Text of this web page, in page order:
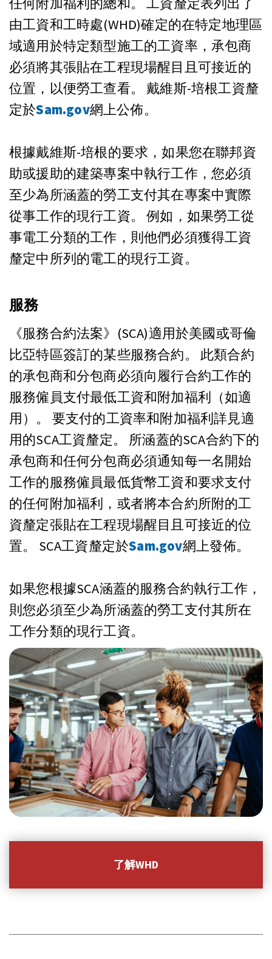
由工資和工時處(WHD)確定的在特定地理區
域適用於特定類型施工的工資率，承包商
必須將其張貼在工程現場醒目且可接近的
位置，以便勞工查看。 戴維斯-培根工資釐
定於Sam.gov網上公佈。
根據戴維斯-培根的要求，如果您在聯邦資
助或援助的建築專案中執行工作，您必須
至少為所涵蓋的勞工支付其在專案中實際
從事工作的現行工資。 例如，如果勞工從
事電工分類的工作，則他們必須獲得工資
釐定中所列的電工的現行工資。
服務
《服務合約法案》(SCA)適用於美國或哥倫
比亞特區簽訂的某些服務合約。 此類合約
的承包商和分包商必須向履行合約工作的
服務僱員支付最低工資和附加福利（如適
用）。 要支付的工資率和附加福利詳見適
用的SCA工資釐定。 所涵蓋的SCA合約下的
承包商和任何分包商必須通知每一名開始
工作的服務僱員最低貨幣工資和要求支付
的任何附加福利，或者將本合約所附的工
資釐定張貼在工程現場醒目且可接近的位
置。 SCA工資釐定於Sam.gov網上發佈。
如果您根據SCA涵蓋的服務合約執行工作，
則您必須至少為所涵蓋的勞工支付其所在
工作分類的現行工資。
了解WHD